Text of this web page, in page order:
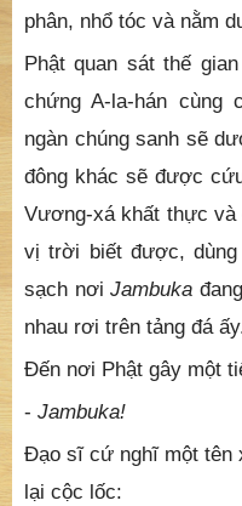
phân, nhổ tóc và nằm
Phật quan sát thế
chứng A-la-hán cùng
ngàn chúng sanh sẽ
đông khác sẽ được
Vương-xá khất thực và
vị trời biết được,
sạch nơi Jambuka
nhau rơi trên tảng đá
Ðến nơi Phật gây một
- Jambuka!
Ðạo sĩ cứ nghĩ một tên
lại cộc lốc: